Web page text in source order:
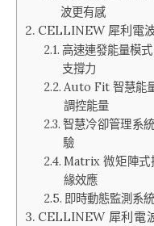
波更有感
CELLINEW 犀利電
高速連發能量模
支撐力
Auto Fit 智慧能
調控能量
智慧冷卻管理系
驗
Matrix 微矩陣式
緣效應
即時動態監測系
CELLINEW 犀利電